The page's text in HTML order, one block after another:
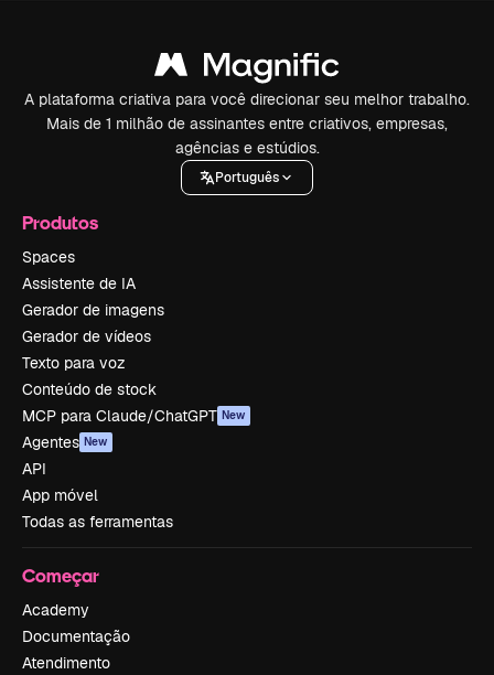
A plataforma criativa para você direcionar seu melhor trabalho.
Mais de 1 milhão de assinantes entre criativos, empresas,
agências e estúdios.
Português
Produtos
Spaces
Assistente de IA
Gerador de imagens
Gerador de vídeos
Texto para voz
Conteúdo de stock
MCP para Claude/ChatGPT New
Agentes New
API
App móvel
Todas as ferramentas
Começar
Academy
Documentação
Atendimento